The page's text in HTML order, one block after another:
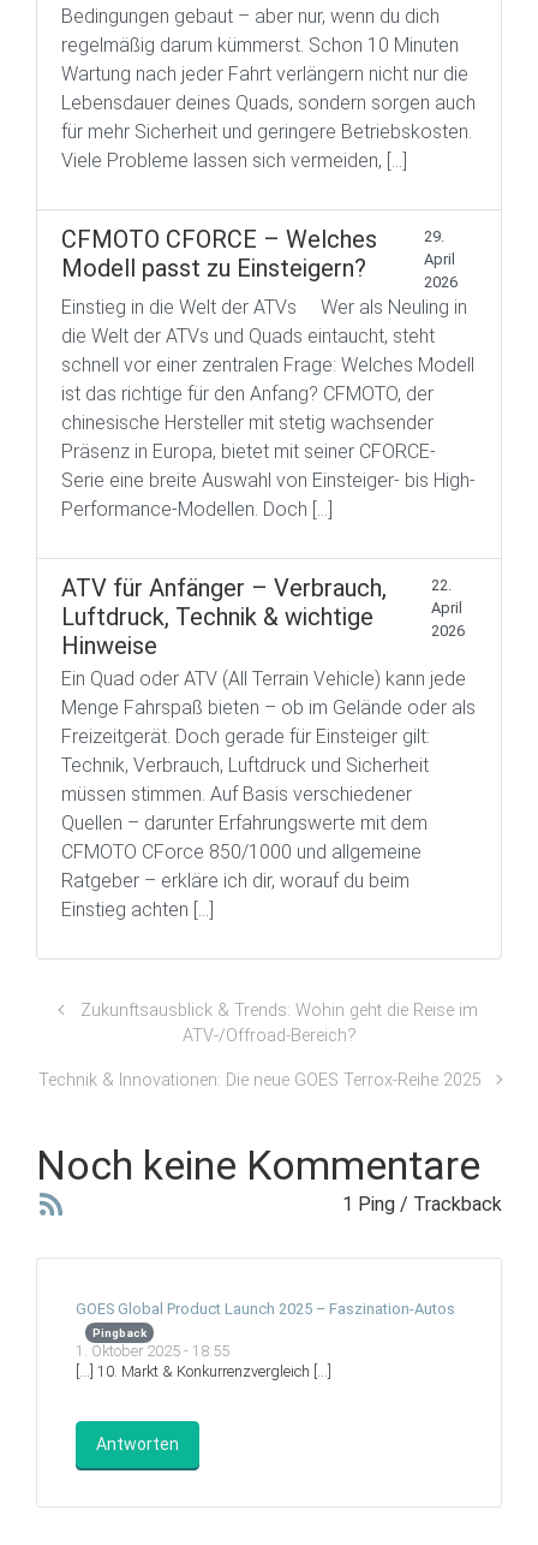
Bedingungen gebaut – aber nur, wenn du dich
regelmäßig darum kümmerst. Schon 10 Minuten
Wartung nach jeder Fahrt verlängern nicht nur die
Lebensdauer deines Quads, sondern sorgen auch
für mehr Sicherheit und geringere Betriebskosten.
Viele Probleme lassen sich vermeiden, […]
CFMOTO CFORCE – Welches
Modell passt zu Einsteigern?
29.
April
2026
Einstieg in die Welt der ATVs Wer als Neuling in
die Welt der ATVs und Quads eintaucht, steht
schnell vor einer zentralen Frage: Welches Modell
ist das richtige für den Anfang? CFMOTO, der
chinesische Hersteller mit stetig wachsender
Präsenz in Europa, bietet mit seiner CFORCE-
Serie eine breite Auswahl von Einsteiger- bis High-
Performance-Modellen. Doch […]
ATV für Anfänger – Verbrauch,
Luftdruck, Technik & wichtige
Hinweise
22.
April
2026
Ein Quad oder ATV (All Terrain Vehicle) kann jede
Menge Fahrspaß bieten – ob im Gelände oder als
Freizeitgerät. Doch gerade für Einsteiger gilt:
Technik, Verbrauch, Luftdruck und Sicherheit
müssen stimmen. Auf Basis verschiedener
Quellen – darunter Erfahrungswerte mit dem
CFMOTO CForce 850/1000 und allgemeine
Ratgeber – erkläre ich dir, worauf du beim
Einstieg achten […]
Zukunftsausblick & Trends: Wohin geht die Reise im
ATV-/Offroad-Bereich?
Technik & Innovationen: Die neue GOES Terrox-Reihe 2025
Noch keine Kommentare
1 Ping / Trackback
GOES Global Product Launch 2025 – Faszination-Autos
Pingback
1. Oktober 2025 - 18:55
[…] 10. Markt & Konkurrenzvergleich […]
Antworten